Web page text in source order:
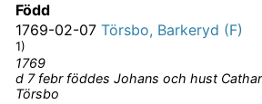
Född
1769-02-07 Törsbo, Barkeryd (F)
1)
1769
d 7 febr föddes Johans och hust
Törsbo